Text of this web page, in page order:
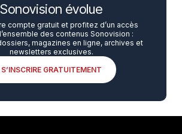
Sonovision évolue
compte gratuit et profitez d’un accès
des contenus Sonovision :
magazines en ligne, archives et
newsletters exclusives.
S’INSCRIRE GRATUITEMENT